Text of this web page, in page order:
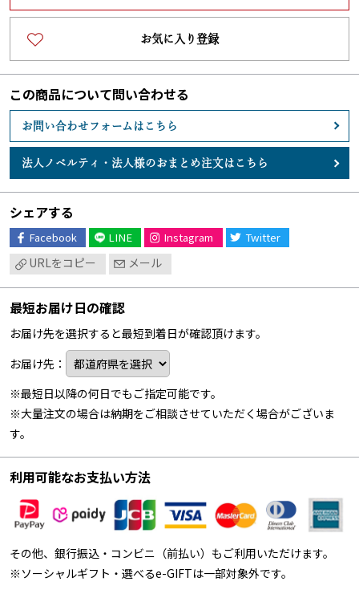
お気に入り登録
この商品について問い合わせる
お問い合わせフォームはこちら
法人ノベルティ・ 法人様のおまとめ注文はこちら
シェアする
Facebook LINE Instagram Twitter
URLをコピー メール
最短お届け日の確認
お届け先を選択すると最短到着日が確認頂けます。
お届け先：
※最短日以降の何日でもご指定可能です。
※大量注文の場合は納期をご相談させていただく場合がございま
す。
利用可能なお支払い方法
その他、銀行振込・コンビニ（前払い）もご利用いただけます。
※ソーシャルギフト・選べるe-GIFTは一部対象外です。